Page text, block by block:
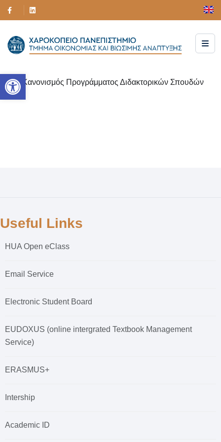
Ανοίξτε τη γραμμή εργαλείων
Κανονισμός Προγράμματος Διδακτορικών Σπουδών
Useful Links
HUA Open eClass
Email Service
Electronic Student Board
EUDOXUS (online intergrated Textbook Management
Service)
ERASMUS+
Intership
Academic ID